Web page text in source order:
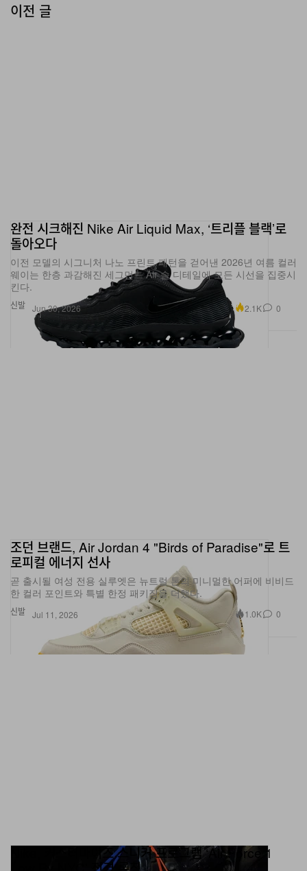
일과 트렌드를 직접 겨냥해, 젊은 크리에이터와 음악 애호
이전 글
신발
완전 시크해진 Nike Air Liquid Max, ‘트리플 블랙’로
돌아오다
이전 모델의 시그니처 나노 프린트 패턴을 걷어낸 2026년 여름 컬러
웨이는 한층 과감해진 세그먼트 Air 솔 디테일에 모든 시선을 집중시
킨다.
Jun 30, 2026 2.1K 0
신발
조던 브랜드, Air Jordan 4 "Birds of Paradise"로 트
로피컬 에너지 선사
곧 출시될 여성 전용 실루엣은 뉴트럴 톤의 미니멀한 어퍼에 비비드
한 컬러 포인트와 특별 한정 패키징을 더했다.
Jul 11, 2026 1.0K 0
Nike, 커스터마이즈 스니커 프로그램 ‘Air Force 1